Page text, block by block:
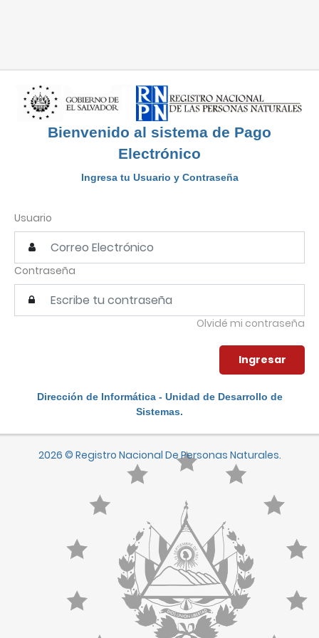
Bienvenido al sistema de Pago
Electrónico
Ingresa tu Usuario y Contraseña
Usuario
Contraseña
Olvidé mi contraseña
Dirección de Informática - Unidad de Desarrollo de
Sistemas.
2026 © Registro Nacional De Personas Naturales.